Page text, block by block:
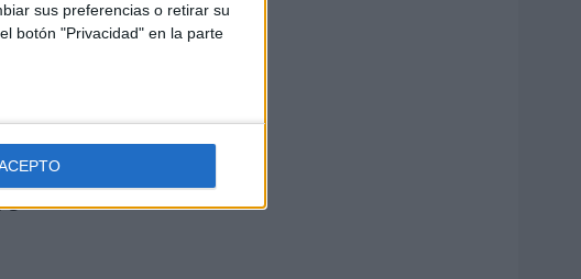
sus preferencias o retirar su
botón "Privacidad" en la parte